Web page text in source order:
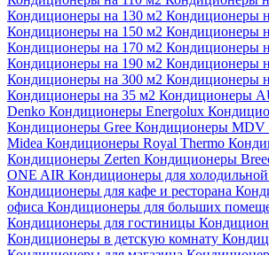
Кондиционеры на 130 м2 Кондиционеры
Кондиционеры на 150 м2 Кондиционеры
Кондиционеры на 170 м2 Кондиционеры
Кондиционеры на 190 м2 Кондиционеры
Кондиционеры на 300 м2 Кондиционеры
Кондиционеры на 35 м2 Кондиционеры
Denko Кондиционеры Energolux
Кондиционеры Gree Кондиционеры MDV
Midea Кондиционеры Royal Thermo
Кондиционеры Zerten Кондиционеры
ONE AIR Кондиционеры для
Кондиционеры для кафе и ресторана
офиса Кондиционеры для больших
Кондиционеры для гостиницы
Кондиционеры в детскую комнату